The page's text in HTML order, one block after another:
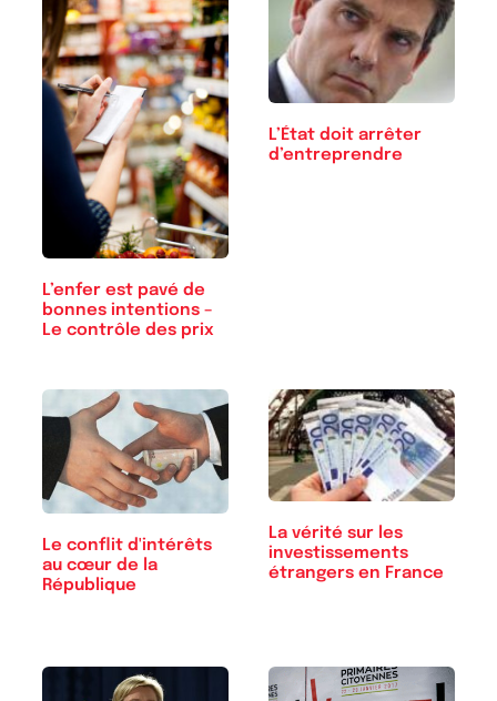
L’enfer est pavé de
bonnes intentions –
Le contrôle des prix
L’État doit arrêter
d’entreprendre
Le conflit d'intérêts
au cœur de la
République
La vérité sur les
investissements
étrangers en France